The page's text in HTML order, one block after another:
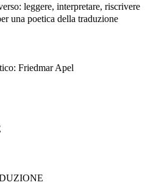
leggere, interpretare, riscrivere
una poetica della traduzione
Friedmar Apel